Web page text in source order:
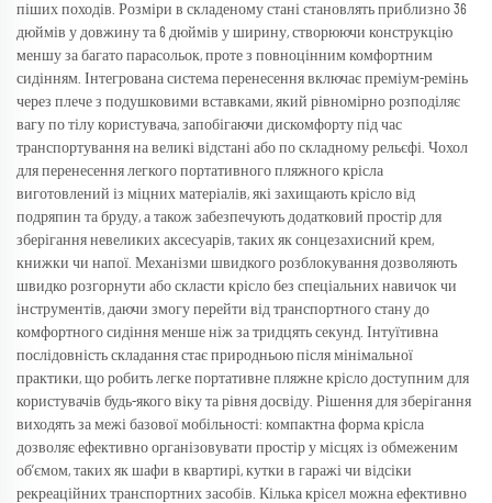
піших походів. Розміри в складеному стані становлять приблизно 36
дюймів у довжину та 6 дюймів у ширину, створюючи конструкцію
меншу за багато парасольок, проте з повноцінним комфортним
сидінням. Інтегрована система перенесення включає преміум-ремінь
через плече з подушковими вставками, який рівномірно розподіляє
вагу по тілу користувача, запобігаючи дискомфорту під час
транспортування на великі відстані або по складному рельєфі. Чохол
для перенесення легкого портативного пляжного крісла
виготовлений із міцних матеріалів, які захищають крісло від
подряпин та бруду, а також забезпечують додатковий простір для
зберігання невеликих аксесуарів, таких як сонцезахисний крем,
книжки чи напої. Механізми швидкого розблокування дозволяють
швидко розгорнути або скласти крісло без спеціальних навичок чи
інструментів, даючи змогу перейти від транспортного стану до
комфортного сидіння менше ніж за тридцять секунд. Інтуїтивна
послідовність складання стає природньою після мінімальної
практики, що робить легке портативне пляжне крісло доступним для
користувачів будь-якого віку та рівня досвіду. Рішення для зберігання
виходять за межі базової мобільності: компактна форма крісла
дозволяє ефективно організовувати простір у місцях із обмеженим
об’ємом, таких як шафи в квартирі, кутки в гаражі чи відсіки
рекреаційних транспортних засобів. Кілька крісел можна ефективно